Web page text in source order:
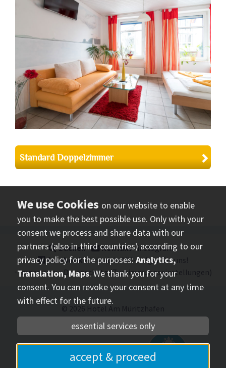
Standard Doppelzimmer
mvp.de- Urlaub in
Mecklenburg-Vorpommern
Buchen⋅ Kontakt⋅instagram⋅
facebook- Urlaub in MV - folgen Sie uns!
⋅ Impressum⋅ Datenschutz(Zustimmungseinstellungen)
on our website to enable
you to make the best possible use. Only with your
consent we process and share data with our
partners (also in third countries) according to our
privacy policy for the purposes:Analytics,
Translation, Maps. We thank you for your
consent. You can revoke your consent at any time
with effect for the future.
essential services only
accept & proceed